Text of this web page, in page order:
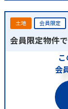
土地 会員限定
会員限定物件
会